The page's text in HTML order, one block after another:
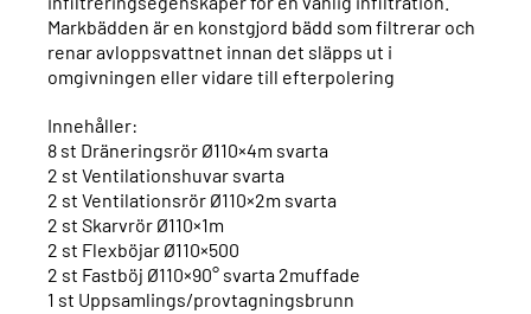
Markbädden är en konstgjord bädd som filtrerar och
renar avloppsvattnet innan det släpps ut i
omgivningen eller vidare till efterpolering
Innehåller:
8 st Dräneringsrör Ø110×4m svarta
2 st Ventilationshuvar svarta
2 st Ventilationsrör Ø110×2m svarta
2 st Skarvrör Ø110×1m
2 st Flexböjar Ø110×500
2 st Fastböj Ø110×90° svarta 2muffade
1 st Uppsamlings/provtagningsbrunn